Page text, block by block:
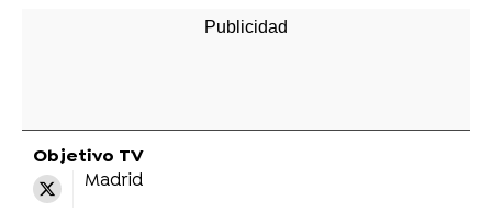
Objetivo TV
Madrid